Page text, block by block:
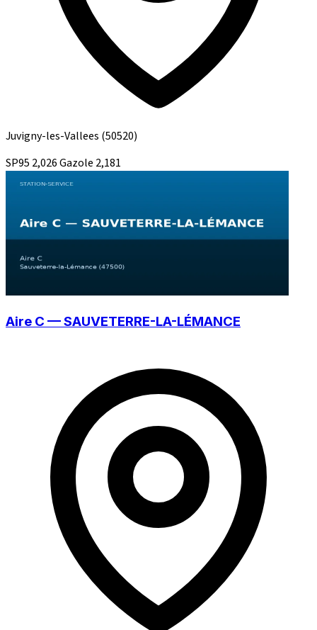
Juvigny-les-Vallees (50520)
SP95 2,026Gazole 2,181
Aire C — SAUVETERRE-LA-LÉMANCE